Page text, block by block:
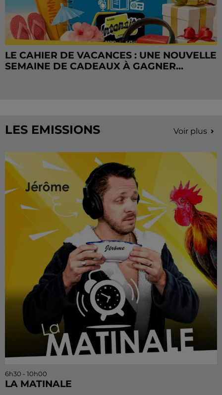
LE CAHIER DE VACANCES : UNE NOUVELLE
SEMAINE DE CADEAUX À GAGNER...
LES EMISSIONS Voir plus
6h30 - 10h00
LA MATINALE